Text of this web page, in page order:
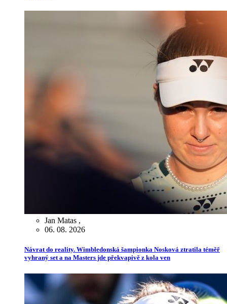
Jan Matas ,
06. 08. 2026
Návrat do reality. Wimbledonská šampionka Nosková ztratila téměř
vyhraný set a na Masters jde překvapivě z kola ven